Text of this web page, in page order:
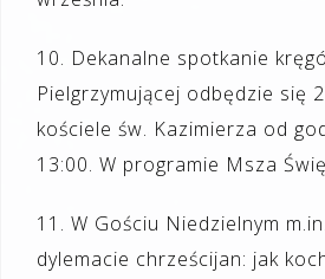
10. Dekanalne spotkanie
Pielgrzymującej odbędzie się
kościele św. Kazimierza od
13:00. W programie Msza
11. W Gościu Niedzielnym
dylemacie chrześcijan: jak